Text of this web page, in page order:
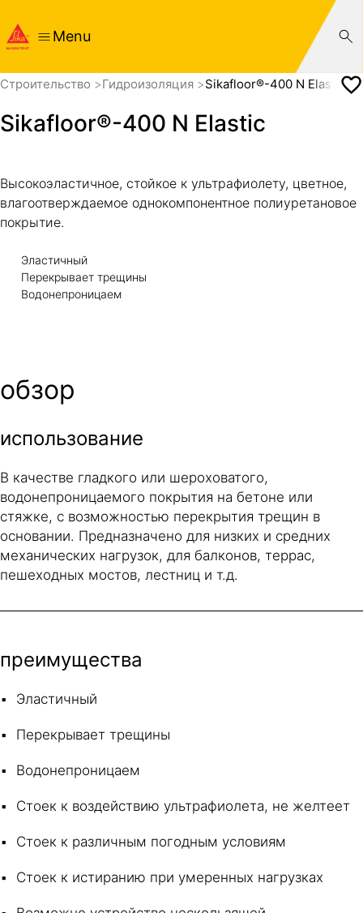
Menu
Cтроительство Гидроизоляция Sikafloor®-400 N Elastic
Sikafloor®-400 N Elastic
Высокоэластичное, стойкое к ультрафиолету, цветное,
влагоотверждаемое однокомпонентное полиуретановое
покрытие.
Эластичный
Перекрывает трещины
Водонепроницаем
обзор
использование
В качестве гладкого или шероховатого,
водонепроницаемого покрытия на бетоне или
стяжке, с возможностью перекрытия трещин в
основании. Предназначено для низких и средних
механических нагрузок, для балконов, террас,
пешеходных мостов, лестниц и т.д.
преимущества
Эластичный
Перекрывает трещины
Водонепроницаем
Стоек к воздействию ультрафиолета, не желтеет
Стоек к различным погодным условиям
Стоек к истиранию при умеренных нагрузках